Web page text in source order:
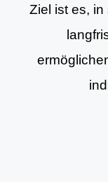
Ziel ist es,